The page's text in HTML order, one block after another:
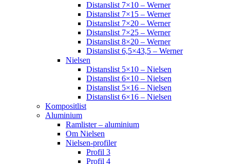
Distanslist 7×10 – Werner
Distanslist 7×15 – Werner
Distanslist 7×20 – Werner
Distanslist 7×25 – Werner
Distanslist 8×20 – Werner
Distanslist 6,5×43,5 – Werner
Nielsen
Distanslist 5×10 – Nielsen
Distanslist 6×10 – Nielsen
Distanslist 5×16 – Nielsen
Distanslist 6×16 – Nielsen
Kompositlist
Aluminium
Ramlister – aluminium
Om Nielsen
Nielsen-profiler
Profil 3
Profil 4